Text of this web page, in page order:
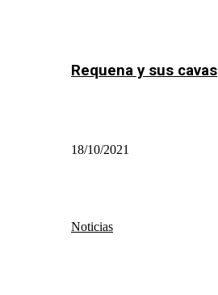
Requena y sus cavas
18/10/2021
Noticias